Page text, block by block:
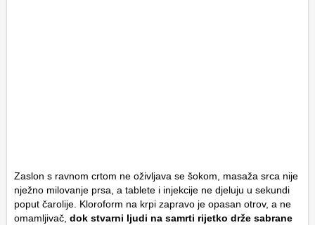
Zaslon s ravnom crtom ne oživljava se šokom, masaža srca nije
nježno milovanje prsa, a tablete i injekcije ne djeluju u sekundi
poput čarolije. Kloroform na krpi zapravo je opasan otrov, a ne
omamljivač, dok stvarni ljudi na samrti rijetko drže sabrane